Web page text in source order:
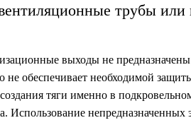
трубы
выходы не
обеспечивает необходимой
тяги именно в
непредназначенных